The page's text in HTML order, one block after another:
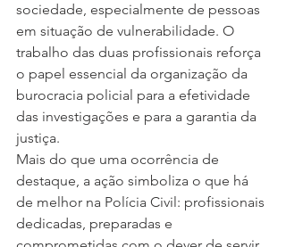
sociedade, especialmente de pessoas
em situação de vulnerabilidade. O
trabalho das duas profissionais reforça
o papel essencial da organização da
burocracia policial para a efetividade
das investigações e para a garantia da
justiça.
Mais do que uma ocorrência de
destaque, a ação simboliza o que há
de melhor na Polícia Civil: profissionais
dedicadas, preparadas e